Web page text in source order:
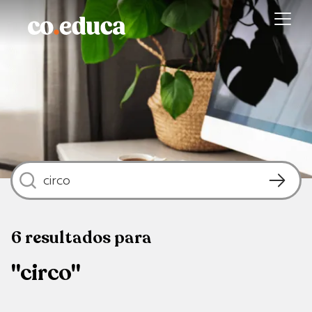
6 resultadospara
"circo"